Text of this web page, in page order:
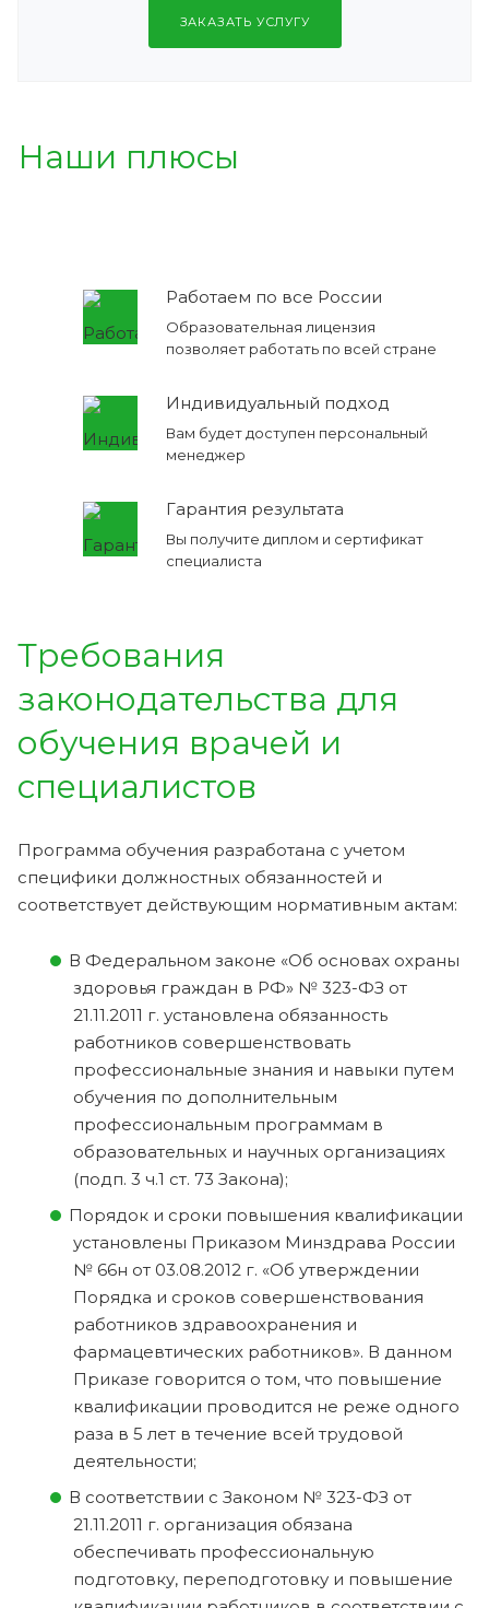
ЗАКАЗАТЬ УСЛУГУ
Наши плюсы
Работаем по все России
Образовательная лицензия
позволяет работать по всей стране
Индивидуальный подход
Вам будет доступен персональный
менеджер
Гарантия результата
Вы получите диплом и сертификат
специалиста
Требования
законодательства для
обучения врачей и
специалистов
Программа обучения разработана с учетом
специфики должностных обязанностей и
соответствует действующим нормативным актам:
В Федеральном законе «Об основах охраны
здоровья граждан в РФ» № 323-ФЗ от
21.11.2011 г. установлена обязанность
работников совершенствовать
профессиональные знания и навыки путем
обучения по дополнительным
профессиональным программам в
образовательных и научных организациях
(подп. 3 ч.1 ст. 73 Закона);
Порядок и сроки повышения квалификации
установлены Приказом Минздрава России
№ 66н от 03.08.2012 г. «Об утверждении
Порядка и сроков совершенствования
работников здравоохранения и
фармацевтических работников». В данном
Приказе говорится о том, что повышение
квалификации проводится не реже одного
раза в 5 лет в течение всей трудовой
деятельности;
В соответствии с Законом № 323-ФЗ от
21.11.2011 г. организация обязана
обеспечивать профессиональную
подготовку, переподготовку и повышение